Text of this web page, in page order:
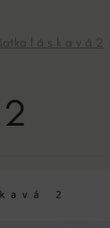
l á s k a v á 2